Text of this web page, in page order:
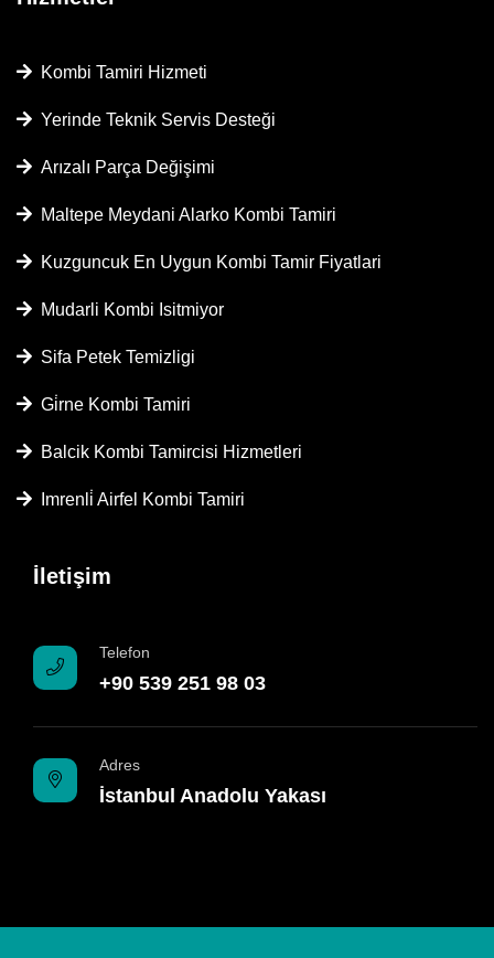
Kombi Tamiri Hizmeti
Yerinde Teknik Servis Desteği
Arızalı Parça Değişimi
Maltepe Meydani Alarko Kombi Tamiri
Kuzguncuk En Uygun Kombi Tamir Fiyatlari
Mudarli Kombi Isitmiyor
Sifa Petek Temizligi
Gi̇rne Kombi Tamiri
Balcik Kombi Tamircisi Hizmetleri
Imrenli̇ Airfel Kombi Tamiri
İletişim
Telefon
+90 539 251 98 03
Adres
İstanbul Anadolu Yakası